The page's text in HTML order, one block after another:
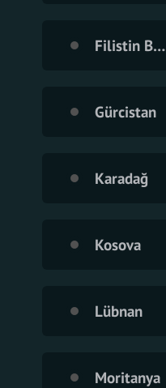
Filistin Bölgesi
Gürcistan
Karadağ
Kosova
Lübnan
Moritanya